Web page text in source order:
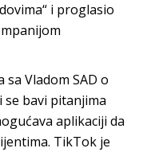
i proglasio
Vladom SAD o
bavi pitanjima
aplikaciji da
TikTok je